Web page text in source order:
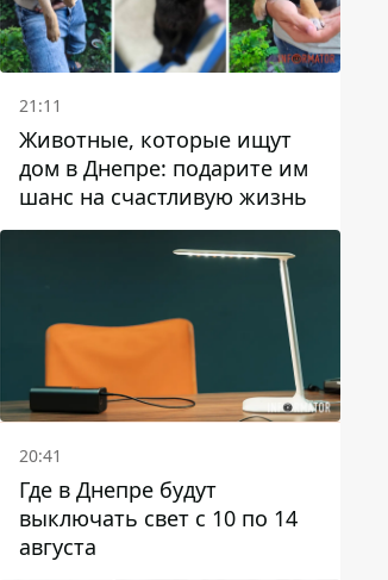
21:11
Животные, которые ищут
дом в Днепре: подарите им
шанс на счастливую жизнь
20:41
Где в Днепре будут
выключать свет с 10 по 14
августа